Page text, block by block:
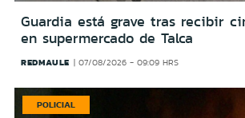
Guardia está grave tras recibir
en supermercado de Talca
REDMAULE 07/08/2026 - 09:09 HRS
POLICIAL